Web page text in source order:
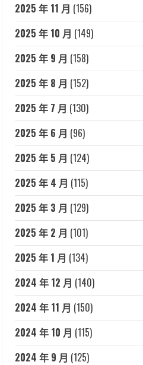
2025 年 11 月 (156)
2025 年 10 月 (149)
2025 年 9 月 (158)
2025 年 8 月 (152)
2025 年 7 月 (130)
2025 年 6 月 (96)
2025 年 5 月 (124)
2025 年 4 月 (115)
2025 年 3 月 (129)
2025 年 2 月 (101)
2025 年 1 月 (134)
2024 年 12 月 (140)
2024 年 11 月 (150)
2024 年 10 月 (115)
2024 年 9 月 (125)